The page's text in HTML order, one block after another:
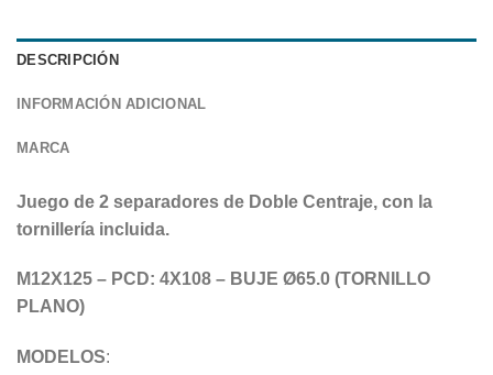
DESCRIPCIÓN
INFORMACIÓN ADICIONAL
MARCA
Juego de 2 separadores de Doble Centraje, con la
tornillería incluida.
M12X125 – PCD: 4X108 – BUJE Ø65.0 (TORNILLO
PLANO)
MODELOS: